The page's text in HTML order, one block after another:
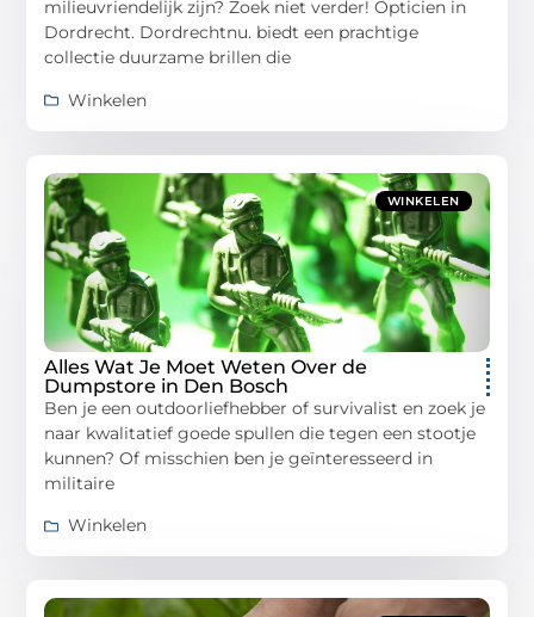
milieuvriendelijk zijn? Zoek niet verder! Opticien in
Dordrecht. Dordrechtnu. biedt een prachtige
collectie duurzame brillen die
Winkelen
WINKELEN
Alles Wat Je Moet Weten Over de
Dumpstore in Den Bosch
Ben je een outdoorliefhebber of survivalist en zoek je
naar kwalitatief goede spullen die tegen een stootje
kunnen? Of misschien ben je geïnteresseerd in
militaire
Winkelen